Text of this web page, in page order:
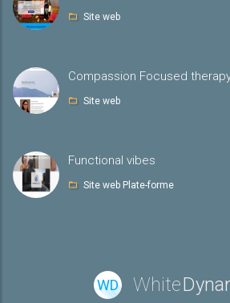
Site web
Compassion Focused
Site web
Functional vibes
Site web Plate-forme
WD White